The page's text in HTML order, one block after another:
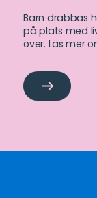
Barn drabbas
på plats med
över. Läs mer
Akut